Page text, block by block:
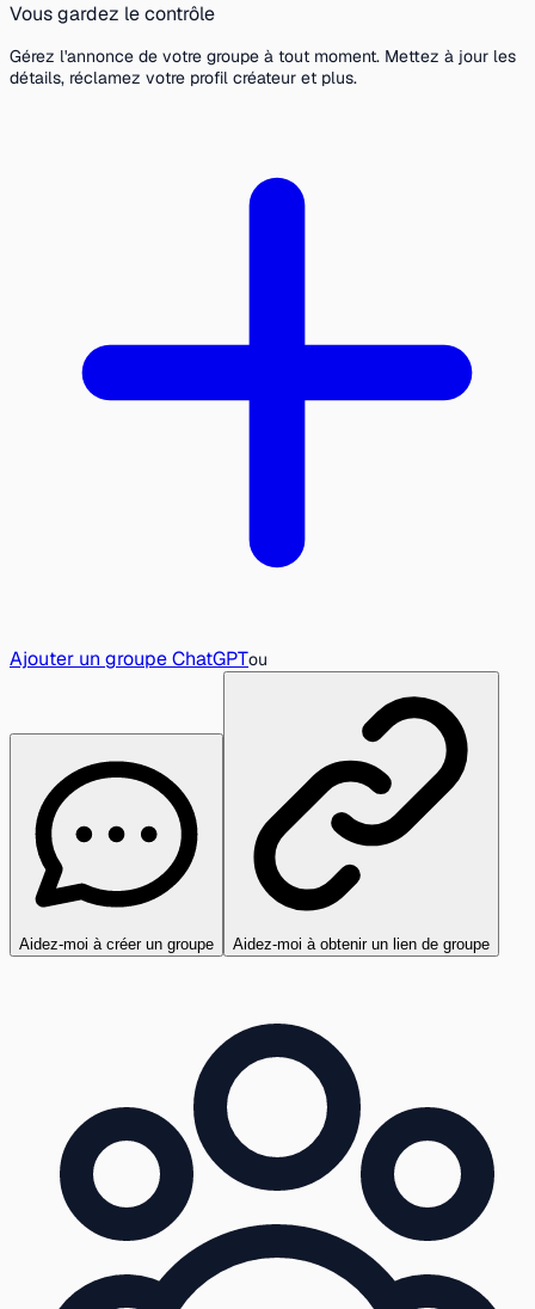
Vous gardez le contrôle
Gérez l'annonce de votre groupe à tout moment. Mettez à jour les
détails, réclamez votre profil créateur et plus.
Ajouter un groupe ChatGPTou
Aidez-moi à créer un groupe Aidez-moi à obtenir un lien de groupe